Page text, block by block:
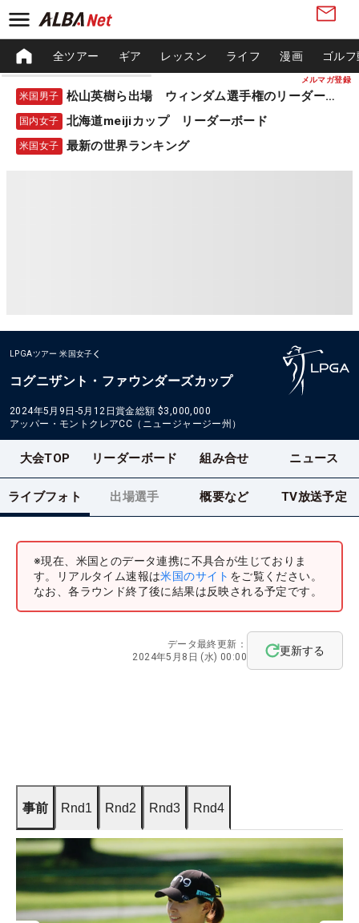
メルマガ登録
全ツアー ギア レッスン ライフ 漫画 ゴル
米国男子 松山英樹ら出場 ウィンダム選手権のリーダーボード
国内女子 北海道meijiカップ リーダーボード
米国女子 最新の世界ランキング
LPGAツアー 米国女子
コグニザント・ファウンダーズカップ
2024年5月9日-5月12日賞金総額 $3,000,000
アッパー・モントクレアCC（ニュージャージー州）
大会TOP リーダーボード 組み合せ ニュース
ライブフォト 出場選手 概要など TV放送予定
※現在、米国とのデータ連携に不具合が生じておりま
す。リアルタイム速報は米国のサイト をご覧ください。
なお、各ラウンド終了後に結果は反映される予定です。
データ最終更新：
2024年5月8日 (水) 00:00
更新する
事前 Rnd1 Rnd2 Rnd3 Rnd4